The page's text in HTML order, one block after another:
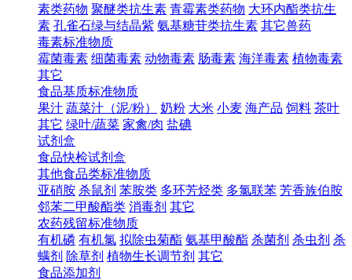
素类药物 聚醚类抗生素 青霉素类药物 大环内酯类抗生
素 孔雀石绿与结晶紫 氨基糖苷类抗生素 其它兽药
毒素标准物质
霉菌毒素 细菌毒素 动物毒素 肠毒素 海洋毒素 植物毒素
其它
食品基质标准物质
果汁 蔬菜汁（泥/粉） 奶粉 大米 小麦 海产品 饲料 茶叶
其它 绿叶/蔬菜 家禽/肉 盐碘
试剂盒
食品快检试剂盒
其他食品类标准物质
亚硝胺 杀鼠剂 苯胺类 多环芳烃类 多氯联苯 芳香族伯胺
邻苯二甲酸酯类 消毒剂 其它
农药残留标准物质
有机磷 有机氯 拟除虫菊酯 氨基甲酸酯 杀菌剂 杀虫剂 杀
螨剂 除草剂 植物生长调节剂 其它
食品添加剂